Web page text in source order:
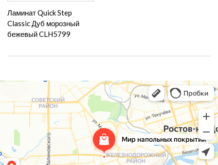
Ламинат Quick Step
Classic Дуб морозный
бежевый CLH5799